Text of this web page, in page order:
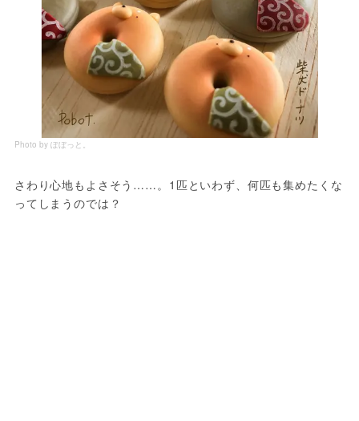
Photo by ぽぼっと。
さわり心地もよさそう……。1匹といわず、何匹も集めたくな
ってしまうのでは？